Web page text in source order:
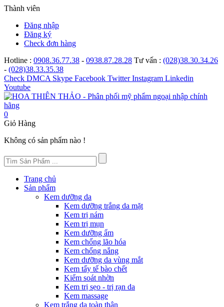
Thành viên
Đăng nhập
Đăng ký
Check đơn hàng
Hotline : 0908.36.77.38 - 0938.87.28.28 Tư vấn : (028)38.30.34.26
- (028)38.33.35.38
Check DMCA Skype Facebook Twitter Instagram Linkedin
Youtube
0
Giỏ Hàng
Không có sản phẩm nào !
Trang chủ
Sản phẩm
Kem dưỡng da
Kem dưỡng trắng da mặt
Kem trị nám
Kem trị mụn
Kem dưỡng ẩm
Kem chống lão hóa
Kem chống nắng
Kem dưỡng da vùng mắt
Kem tẩy tế bào chết
Kiểm soát nhờn
Kem trị sẹo - trị rạn da
Kem massage
Kem trắng da toàn thân